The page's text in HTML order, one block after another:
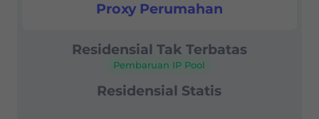
Proksi Residensial
Residensial Tak Terbatas
Residensial Statis
Pembaruan IP Pool
Proxy Perumahan